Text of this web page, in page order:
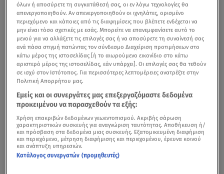
όλων ή αποσύρετε τη συγκατάθεσή σας, οι εν λόγω τεχνολογίες θα
απενεργοποιηθούν. Αν απενεργοποιηθούν οι ιχνηλάτες, ορισμένο
περιεχόμενο και κάποιες από τις διαφημίσεις που βλέπετε ενδέχεται να
μην είναι τόσο σχετικές με εσάς. Μπορείτε να επανεμφανίσετε αυτό το
μενού για να αλλάξετε τις επιλογές σας ή να αποσύρετε τη συναίνεσή σας
ανά πάσα στιγμή πατώντας τον σύνδεσμο Διαχείριση προτιμήσεων στο
κάτω μέρος της ιστοσελίδας [ή το αιωρούμενο εικονίδιο στο κάτω
αριστερό μέρος της ιστοσελίδας, εάν υπάρχει]. Οι επιλογές σας θα τεθούν
σε ισχύ στον Ιστότοπος. Για περισσότερες λεπτομέρειες ανατρέξτε στην
Πολιτική Απορρήτου μας.
Εμείς και οι συνεργάτες μας επεξεργαζόμαστε δεδομένα
προκειμένου να παρασχεθούν τα εξής:
Χρήση επακριβών δεδομένων γεωεντοπισμού. Ακριβής σάρωση
χαρακτηριστικών συσκευής για αναγνώριση ταυτότητας. Αποθήκευση ή/
και πρόσβαση στα δεδομένα μιας συσκευής. Εξατομικευμένη διαφήμιση
και περιεχόμενο, μέτρηση διαφήμισης και περιεχομένου, έρευνα κοινού
και ανάπτυξη υπηρεσιών.
Κατάλογος συνεργατών (προμηθευτές)